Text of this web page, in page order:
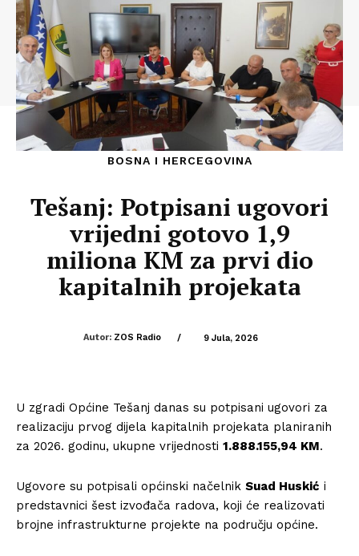
BOSNA I HERCEGOVINA
Tešanj: Potpisani ugovori
vrijedni gotovo 1,9
miliona KM za prvi dio
kapitalnih projekata
Autor: ZOS Radio / 9 Jula, 2026
U zgradi Općine Tešanj danas su potpisani ugovori za
realizaciju prvog dijela kapitalnih projekata planiranih
za 2026. godinu, ukupne vrijednosti 1.888.155,94 KM.
Ugovore su potpisali općinski načelnik Suad Huskić i
predstavnici šest izvođača radova, koji će realizovati
brojne infrastrukturne projekte na području općine.